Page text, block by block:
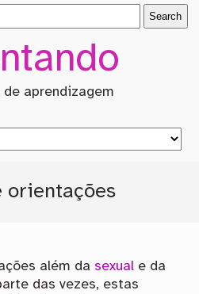
de aprendizagem
orientações
além da sexual e da
das vezes, estas